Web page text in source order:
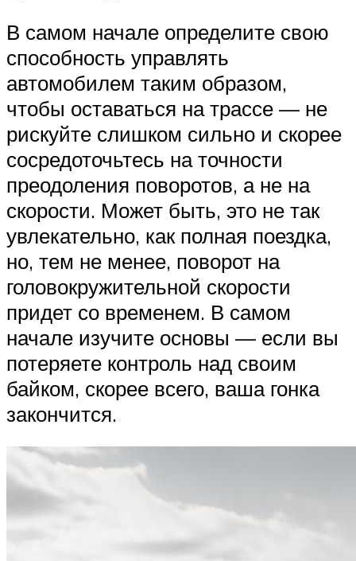
В самом начале определите свою
способность управлять
автомобилем таким образом,
чтобы оставаться на трассе — не
рискуйте слишком сильно и скорее
сосредоточьтесь на точности
преодоления поворотов, а не на
скорости. Может быть, это не так
увлекательно, как полная поездка,
но, тем не менее, поворот на
головокружительной скорости
придет со временем. В самом
начале изучите основы — если вы
потеряете контроль над своим
байком, скорее всего, ваша гонка
закончится.